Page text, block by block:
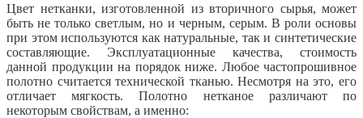
Цвет нетканки, изготовленной из вторичного сырья, может
быть не только светлым, но и черным, серым. В роли основы
при этом используются как натуральные, так и синтетические
составляющие. Эксплуатационные качества, стоимость
данной продукции на порядок ниже. Любое частопрошивное
полотно считается технической тканью. Несмотря на это, его
отличает мягкость. Полотно нетканое различают по
некоторым свойствам, а именно: